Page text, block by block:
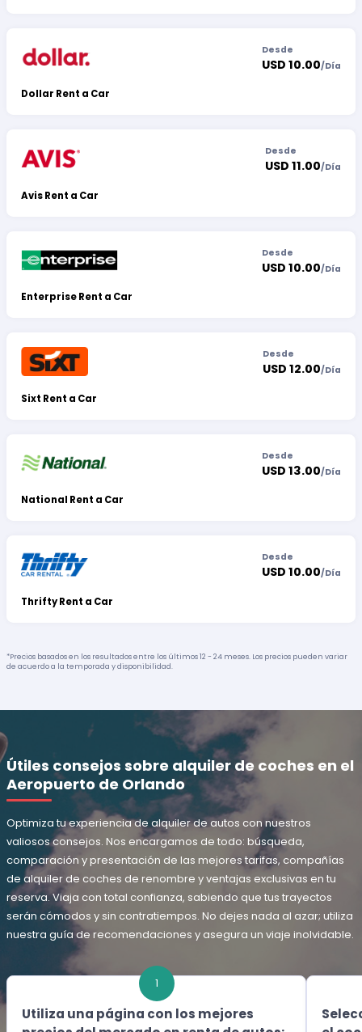
Dollar Rent a Car
Desde
USD 10.00/Día
Avis Rent a Car
Desde
USD 11.00/Día
Enterprise Rent a Car
Desde
USD 10.00/Día
Sixt Rent a Car
Desde
USD 12.00/Día
National Rent a Car
Desde
USD 13.00/Día
Thrifty Rent a Car
Desde
USD 10.00/Día
*Precios basados en los resultados entre los últimos 12 - 24 meses. Los precios pueden variar
de acuerdo a la temporada y disponibilidad.
Útiles consejos sobre alquiler de coches en el
Aeropuerto de Orlando
Optimiza tu experiencia de alquiler de autos con nuestros
valiosos consejos. Nos encargamos de todo: búsqueda,
comparación y presentación de las mejores tarifas, compañías
de alquiler de coches de renombre y ventajas exclusivas en tu
reserva. Viaja con total confianza, sabiendo que tus trayectos
serán cómodos y sin contratiempos. No dejes nada al azar; utiliza
nuestra guía de recomendaciones y asegura un viaje inolvidable.
1
Utiliza una página con los mejores